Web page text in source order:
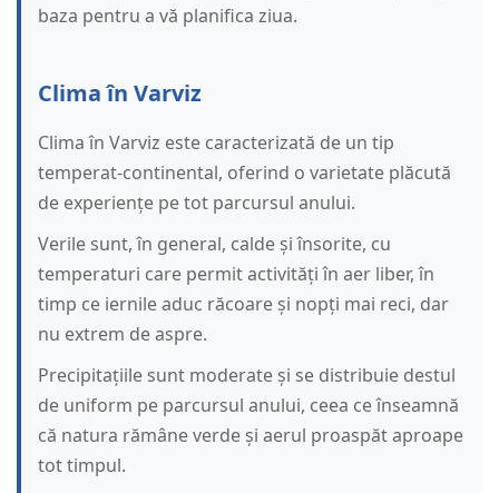
baza pentru a vă planifica ziua.
Clima în Varviz
Clima în Varviz este caracterizată de un tip
temperat-continental, oferind o varietate plăcută
de experiențe pe tot parcursul anului.
Verile sunt, în general, calde și însorite, cu
temperaturi care permit activități în aer liber, în
timp ce iernile aduc răcoare și nopți mai reci, dar
nu extrem de aspre.
Precipitațiile sunt moderate și se distribuie destul
de uniform pe parcursul anului, ceea ce înseamnă
că natura rămâne verde și aerul proaspăt aproape
tot timpul.